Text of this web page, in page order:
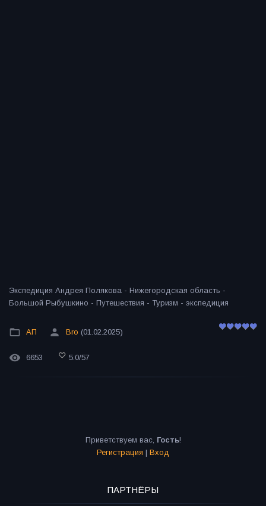
Экспедиция Андрея Полякова - Нижегородская область -
Большой Рыбушкино - Путешествия - Туризм - экспедиция
АП Bro (01.02.2025)
6653 5.0/57
Приветствуем вас, Гость!
Регистрация | Вход
ПАРТНЁРЫ